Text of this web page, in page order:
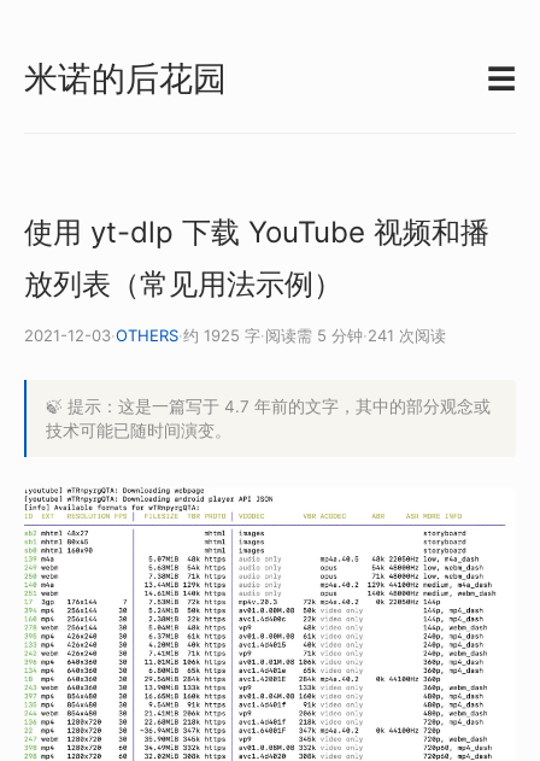
米诺的后花园 ☰
使用 yt-dlp 下载 YouTube 视频和播
放列表（常见用法示例）
2021-12-03·OTHERS·约 1925 字·阅读需 5 分钟·241 次阅读
🍃 提示：这是一篇写于 4.7 年前的文字，其中的部分观念或
技术可能已随时间演变。